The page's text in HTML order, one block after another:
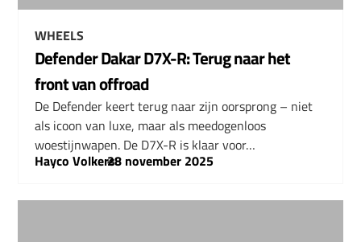
WHEELS
Defender Dakar D7X-R: Terug naar het
front van offroad
De Defender keert terug naar zijn oorsprong – niet
als icoon van luxe, maar als meedogenloos
woestijnwapen. De D7X-R is klaar voor…
Hayco Volkers
–
28 november 2025